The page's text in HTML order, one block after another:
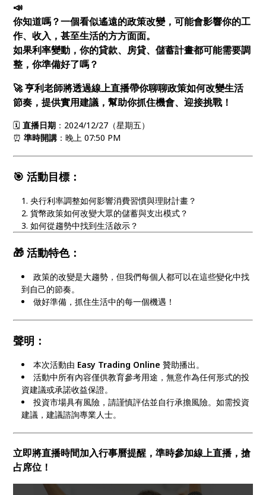
📣
你知道嗎？一個看似遙遠的政策改變，可能會影響你的工
作、收入，甚至生活的方方面面。
如果利率變動，你的貸款、房貸、儲蓄計畫都可能需要調
整，你準備好了嗎？
🚀亨利老師將透過線上直播帶你聊聊政策如何改變生活
節奏，提供實用建議，幫助你抓住機會、迎接挑戰！
🗓️直播日期 ：2024/12/27（星期五）
⏰準時開講 ：晚上 07:50 PM
🎯活動目標 ：
央行利率調整如何影響消費習慣與理財計畫？
貨幣政策如何改變大眾的儲蓄與支出模式？
如何從趨勢中找到生活啟示？
🎁活動特色：
政策的改變是大趨勢，但我們每個人都可以在這些變化中找
到自己的節奏。
做好準備，抓住生活中的每一個機遇！
聲明：
本次活動由 Easy Trading Online 贊助播出。
活動中所有內容僅供教育參考用途，無意作為任何形式的投
資建議或承諾收益保證。
投資市場具有風險，請謹慎評估並自行承擔風險。如需投資
建議，建議諮詢專業人士。
立即將直播時間加入行事曆提醒，準時參加線上直播，搶
占席位！